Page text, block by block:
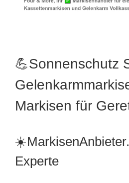
💪Sonnenschutz
Markisen für
Experte